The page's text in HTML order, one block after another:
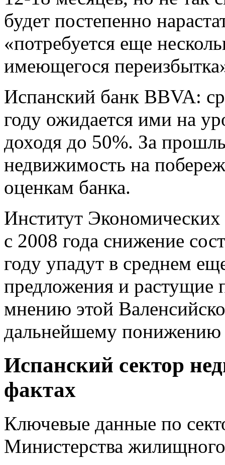
будет постепенно
«потребуется еще
имеющегося
Испанский банк BBVA:
году ожидается ими на
доходя до 50%. За
недвижимость на
оценкам банка.
Институт
с 2008 года снижение
году упадут в среднем
предложения и растущие
мнению этой
дальнейшему понижению
Испанский сектор
фактах
Ключевые данные по
Министерства жилищного